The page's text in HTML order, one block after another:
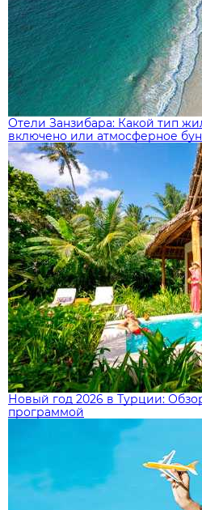
Отели Занзибара: Какой тип
включено или атмосферное
Новый год 2026 в Турции:
программой